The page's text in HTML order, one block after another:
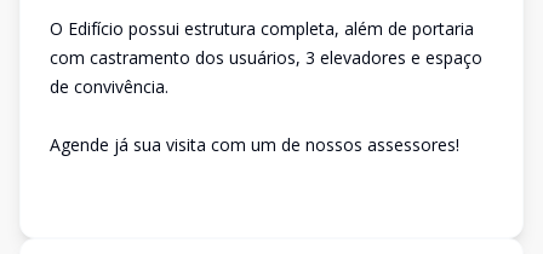
O Edifício possui estrutura completa, além de portaria
com castramento dos usuários, 3 elevadores e espaço
de convivência.
Agende já sua visita com um de nossos assessores!